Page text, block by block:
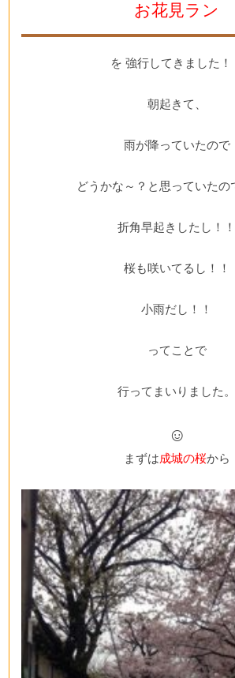
お花見ラン
を 強行してきました！
朝起きて、
雨が降っていたので
どうかな～？と思っていたの
折角早起きしたし！！
桜も咲いてるし！！
小雨だし！！
ってことで
行ってまいりました。
☺
まずは成城の桜から